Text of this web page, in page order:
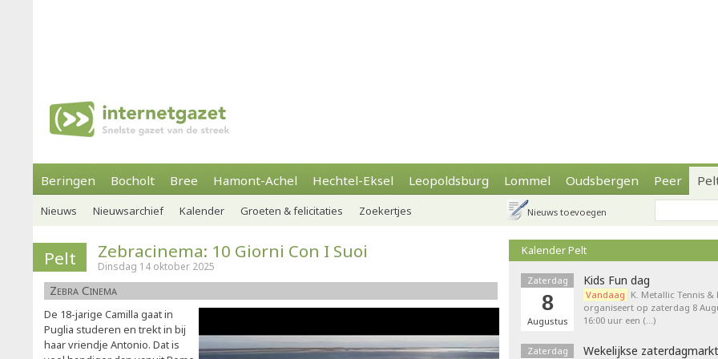
Beringen Bocholt Bree Hamont-Achel Hechtel-Eksel Leopoldsburg Lommel Oudsbergen Peer
Nieuws Nieuwsarchief Kalender Groeten & felicitaties Zoekertjes Nieuws toevoegen
Pelt Zebracinema: 10 Giorni Con I Suoi
Dinsdag 14 oktober 2025
Zebra Cinema
De 18-jarige Camilla gaat in
Puglia studeren en trekt in bij
haar vriendje Antonio. Dat is
Kalender Pelt
Zaterdag
8
Augustus
Kids Fun dag
Vandaag K. Metallic Tennis &
organiseert op zaterdag 8
16:00 uur een (…)
Zaterdag Wekelijkse zaterdagmarkt